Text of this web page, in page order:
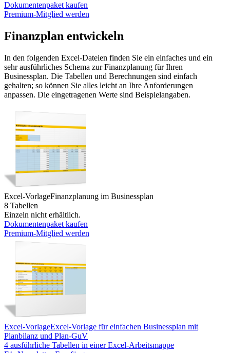
Dokumentenpaket kaufen
Premium-Mitglied werden
Finanzplan entwickeln
In den folgenden Excel-Dateien finden Sie ein einfaches und ein
sehr ausführliches Schema zur Finanzplanung für Ihren
Businessplan. Die Tabellen und Berechnungen sind einfach
gehalten; so können Sie alles leicht an Ihre Anforderungen
anpassen. Die eingetragenen Werte sind Beispielangaben.
Excel-VorlageFinanzplanung im Businessplan
8 Tabellen
Einzeln nicht erhältlich.
Dokumentenpaket kaufen
Premium-Mitglied werden
Excel-VorlageExcel-Vorlage für einfachen Businessplan mit
Planbilanz und Plan-GuV
4 ausführliche Tabellen in einer Excel-Arbeitsmappe